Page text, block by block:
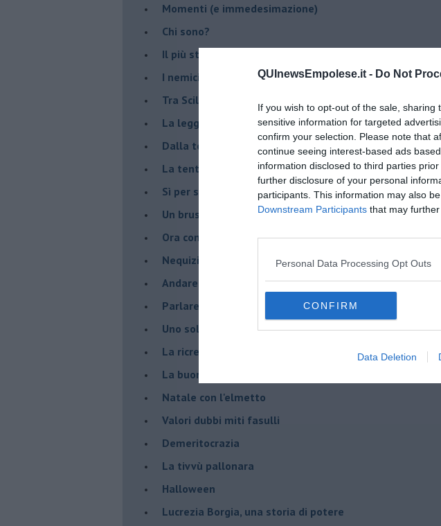
QUInewsEmpolese.it - Do Not
If you wish to opt-out of the sale,
sensitive information for targeted
confirm your selection. Please note that
continue seeing interest-based ads
information disclosed to third parties
further disclosure of your personal
participants. This information may also
Downstream Participants that may
Personal Data Processing Opt Outs
CONFIRM
Data Deletion
Momenti (e immedesimazione)
Chi sono?
Il più stupido dei mondi possibili
I nemici della verità
Tra Scilla e Cariddi
La legge del più forte
Dalla terra alla luna
La tentazione
​Sì per sempre? O no al momento?
Un brusco risveglio
Ora come allora
Nequizia
Andare oltre lo specchio
Parlare con la televisione
Uno solo al comando?
La ricreazione è finita
La buona notizia
Natale con l'elmetto
Valori dubbi miti fasulli
Demeritocrazia
La tivvù pallonara
Halloween
​Lucrezia Borgia, una storia di potere